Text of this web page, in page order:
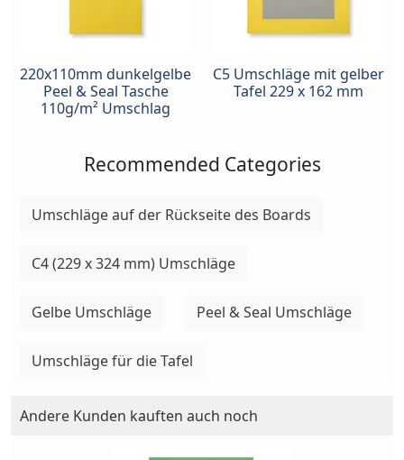
220x110mm dunkelgelbe
Peel & Seal Tasche
110g/m² Umschlag
C5 Umschläge mit gelber
Tafel 229 x 162 mm
Recommended Categories
Umschläge auf der Rückseite des Boards
C4 (229 x 324 mm) Umschläge
Gelbe Umschläge Peel & Seal Umschläge
Umschläge für die Tafel
Andere Kunden kauften auch noch